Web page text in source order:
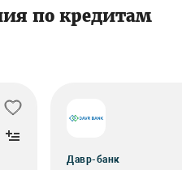
по кредитам
Давр-банк